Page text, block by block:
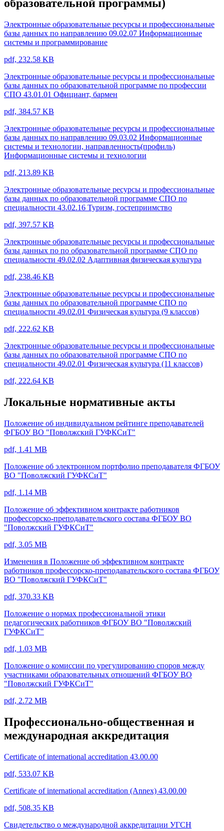
образовательной программы)
Электронные образовательные ресурсы и профессиональные
базы данных по направлению 09.02.07 Информационные
системы и программирование
pdf, 232.58 KB
Электронные образовательные ресурсы и профессиональные
базы данных по образовательной программе по профессии
СПО 43.01.01 Официант, бармен
pdf, 384.57 KB
Электронные образовательные ресурсы и профессиональные
базы данных по направлению 09.03.02 Информационные
системы и технологии, направленность(профиль)
Информационные системы и технологии
pdf, 213.89 KB
Электронные образовательные ресурсы и профессиональные
базы данных по образовательной программе СПО по
специальности 43.02.16 Туризм, гостеприимство
pdf, 397.57 KB
Электронные образовательные ресурсы и профессиональные
базы данных по по образовательной программе СПО по
специальности 49.02.02 Адаптивная физическая культура
pdf, 238.46 KB
Электронные образовательные ресурсы и профессиональные
базы данных по образовательной программе СПО по
специальности 49.02.01 Физическая культура (9 классов)
pdf, 222.62 KB
Электронные образовательные ресурсы и профессиональные
базы данных по образовательной программе СПО по
специальности 49.02.01 Физическая культура (11 классов)
pdf, 222.64 KB
Локальные нормативные акты
Положение об индивидуальном рейтинге преподавателей
ФГБОУ ВО "Поволжский ГУФКСиТ"
pdf, 1.41 MB
Положение об электронном портфолио преподавателя ФГБОУ
ВО "Поволжский ГУФКСиТ"
pdf, 1.14 MB
Положение об эффективном контракте работников
профессорско-преподавательского состава ФГБОУ ВО
"Поволжский ГУФКСиТ"
pdf, 3.05 MB
Изменения в Положение об эффективном контракте
работников профессорско-преподавательского состава ФГБОУ
ВО "Поволжский ГУФКСиТ"
pdf, 370.33 KB
Положение о нормах профессиональной этики
педагогических работников ФГБОУ ВО "Поволжский
ГУФКСиТ"
pdf, 1.03 MB
Положение о комиссии по урегулированию споров между
участниками образовательных отношений ФГБОУ ВО
"Поволжский ГУФКСиТ"
pdf, 2.72 MB
Профессионально-общественная и
международная аккредитация
Certificate of international accreditation 43.00.00
pdf, 533.07 KB
Certificate of international accreditation (Annex) 43.00.00
pdf, 508.35 KB
Свидетельство о международной аккредитации УГСН